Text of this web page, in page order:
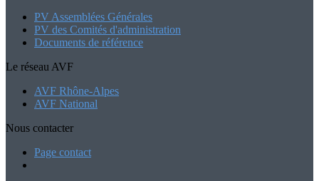
PV Assemblées Générales
PV des Comités d'administration
Documents de référence
Le réseau AVF
AVF Rhône-Alpes
AVF National
Nous contacter
Page contact